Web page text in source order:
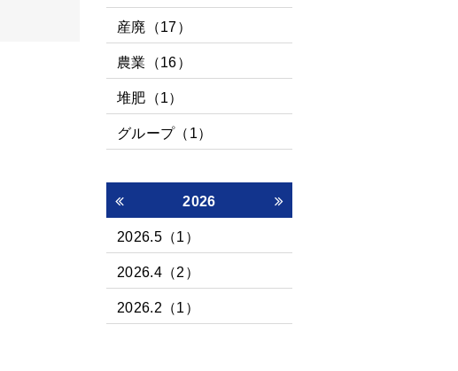
産廃（17）
農業（16）
堆肥（1）
グループ（1）
2026
2026.5（1）
2026.4（2）
2026.2（1）